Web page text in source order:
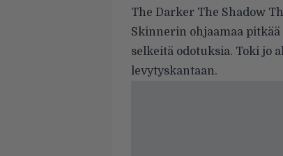
The Darker The Shadow
Skinnerin ohjaamaa
selkeitä odotuksia. Toki jo
levytyskantaan.